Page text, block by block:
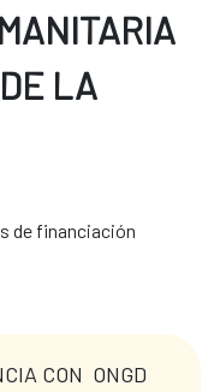
LA
de financiación
CON ONGD